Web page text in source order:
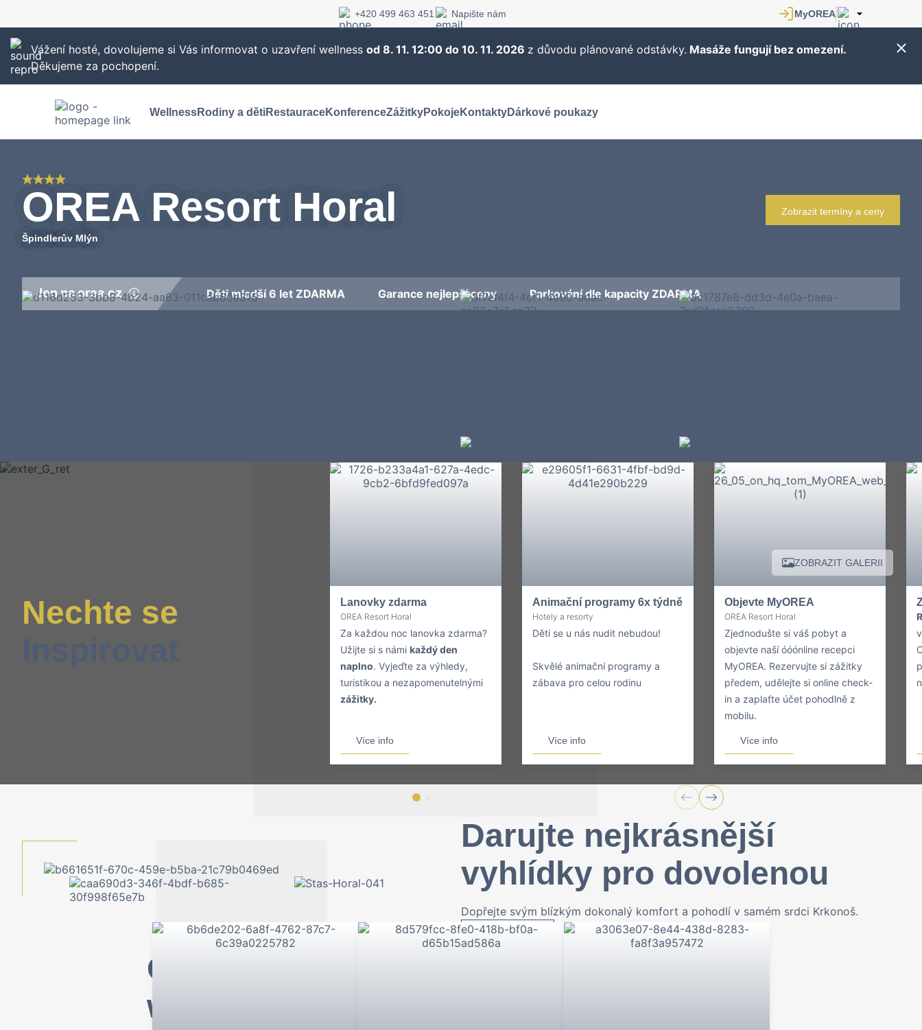
+420 499 463 451 Napište nám
Vážení hosté, dovolujeme si Vás informovat o uzavření wellness od 8. 11. 12:00 do 10. 11. 2026 z důvodu plánované odstávky. Masáže fungují bez omezení.
Děkujeme za pochopení.
WellnessRodiny a dětiRestauraceKonferenceZážitkyPokojeKontaktyDárkové poukazy
OREA Resort Horal
Špindlerův Mlýn
Zobrazit termíny a ceny
Jen na orea.cz Děti mladší 6 let ZDARMA Garance nejlepší ceny Parkování dle kapacity ZDARMA
ZOBRAZIT GALERII
Nechte se
Lanovky zdarma
OREA Resort Horal
Za každou noc lanovka zdarma?
Užijte si s námi každý den
naplno. Vyjeďte za výhledy,
turistikou a nezapomenutelnými
zážitky.
Více info
Animační programy 6x týdně
Hotely a resorty
Děti se u nás nudit nebudou!
Skvělé animační programy a
zábava pro celou rodinu
Více info
Objevte MyOREA
OREA Resort Horal
Zjednodušte si váš pobyt a
objevte naší óóónline recepci
MyOREA. Rezervujte si zážitky
předem, udělejte si online check-
in a zaplaťte účet pohodlně z
mobilu.
Více info
Darujte nejkrásnější
vyhlídky pro dovolenou
Dopřejte svým blízkým dokonalý komfort a pohodlí v samém srdci Krkonoš.
Vybrat poukaz
Od snídaně po
wellness